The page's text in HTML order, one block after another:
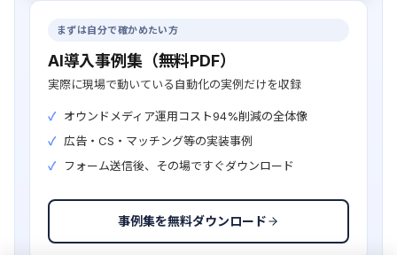
まずは自分で確かめたい方
AI導入事例集（無料PDF）
実際に現場で動いている自動化の実例だけを収録
オウンドメディア運用コスト94%削減の全体像
広告・CS・マッチング等の実装事例
フォーム送信後、その場ですぐダウンロード
事例集を無料ダウンロード